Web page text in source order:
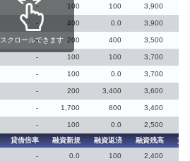
- 100 100 3,900
- 400 0.0 3,900
- 200 400 3,500
- 100 100 3,700
- 100 0.0 3,700
- 200 3,400 3,600
- 1,700 800 3,400
- 100 0.0
2,500
貸借倍率 融資新規 融資返済 融資残高
貸
- 0.0 100 2,400
スクロールできます